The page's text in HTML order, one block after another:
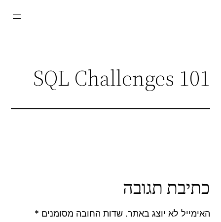
101 SQL Challenges
כתיבת תגובה
האימייל לא יוצג באתר. שדות החובה מסומנים *